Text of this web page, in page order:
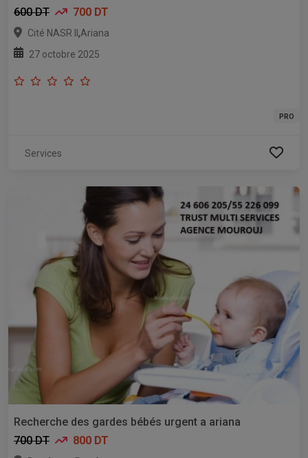
600 DT
700 DT
Cité NASR II,Ariana
27 octobre 2025
PRO
Services
Recherche des gardes bébés urgent a ariana
700 DT
800 DT